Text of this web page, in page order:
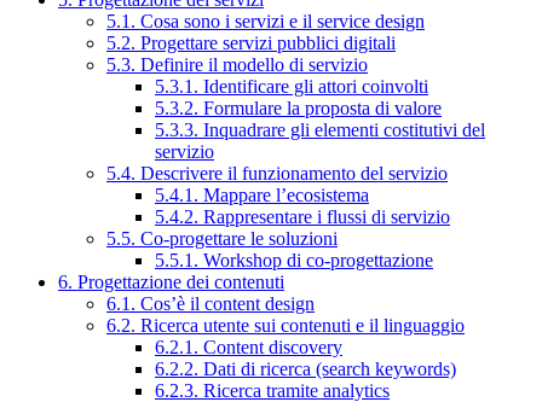
5.1. Cosa sono i servizi e il service design
5.2. Progettare servizi pubblici digitali
5.3. Definire il modello di servizio
5.3.1. Identificare gli attori coinvolti
5.3.2. Formulare la proposta di valore
5.3.3. Inquadrare gli elementi costitutivi del
servizio
5.4. Descrivere il funzionamento del servizio
5.4.1. Mappare l’ecosistema
5.4.2. Rappresentare i flussi di servizio
5.5. Co-progettare le soluzioni
5.5.1. Workshop di co-progettazione
6. Progettazione dei contenuti
6.1. Cos’è il content design
6.2. Ricerca utente sui contenuti e il linguaggio
6.2.1. Content discovery
6.2.2. Dati di ricerca (search keywords)
6.2.3. Ricerca tramite analytics